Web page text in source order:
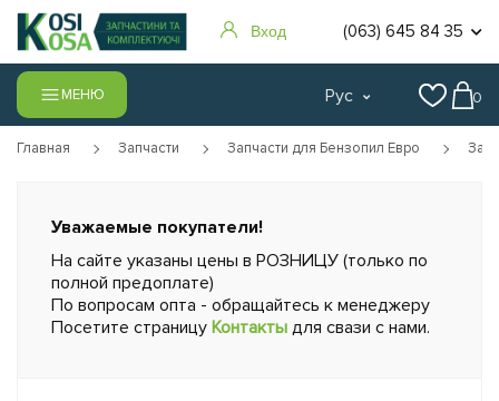
Вход (063) 645 84 35
МЕНЮ Рус 0
Главная Запчасти Запчасти для Бензопил Евро
Уважаемые покупатели!
На сайте указаны цены в РОЗНИЦУ (только по
полной предоплате)
По вопросам опта - обращайтесь к менеджеру
Посетите страницу Контакты для свази с нами.